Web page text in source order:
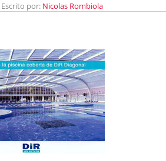
¿Por qué el Préstamo Promotor
12 de diciembre de 2025
aprovechar esta opción para gestionar
de 2025
Escrito por: Nicolas Rombiola